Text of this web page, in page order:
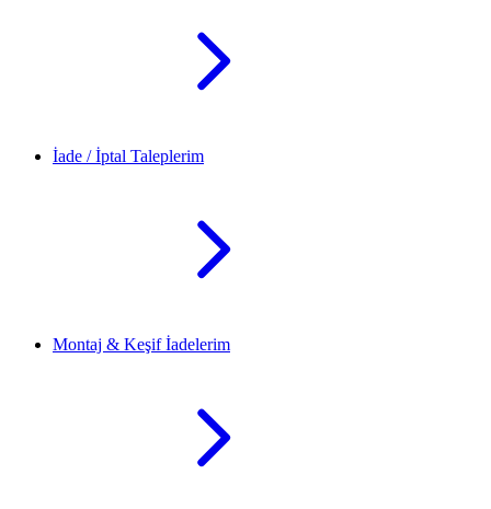
İade / İptal Taleplerim
Montaj & Keşif İadelerim